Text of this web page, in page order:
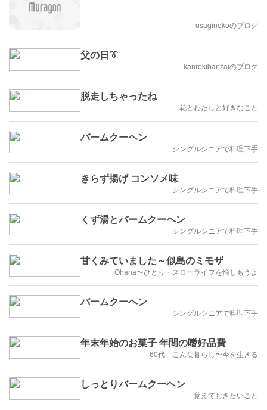
usaginekoのブログ
父の日👔
kanrekibanzaiのブログ
脱走しちゃったね
花とわたしと好きなこと
バームクーヘン
シングルシニアで料理下手
きらず揚げ コンソメ味
シングルシニアで料理下手
くず湯とバームクーヘン
シングルシニアで料理下手
甘くみていました～似島のミモザ
Ohana〜ひとり・スローライフを愉しもうよ
バームクーヘン
シングルシニアで料理下手
年末年始のお菓子 年間の嗜好品費
60代 こんな暮らし〜今を生きる
しっとりバームクーヘン
覚えておきたいこと